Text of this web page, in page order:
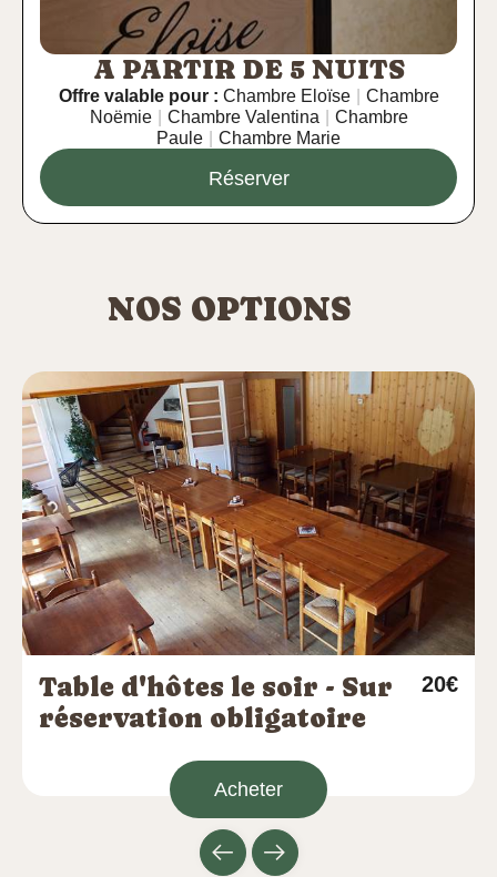
A PARTIR DE 5 NUITS
Offre valable pour : Chambre Eloïse
Chambre
Noëmie
Chambre Valentina
Chambre
Paule
Chambre Marie
Réserver
NOS OPTIONS
Table d'hôtes le soir - Sur
réservation obligatoire
20€
Acheter